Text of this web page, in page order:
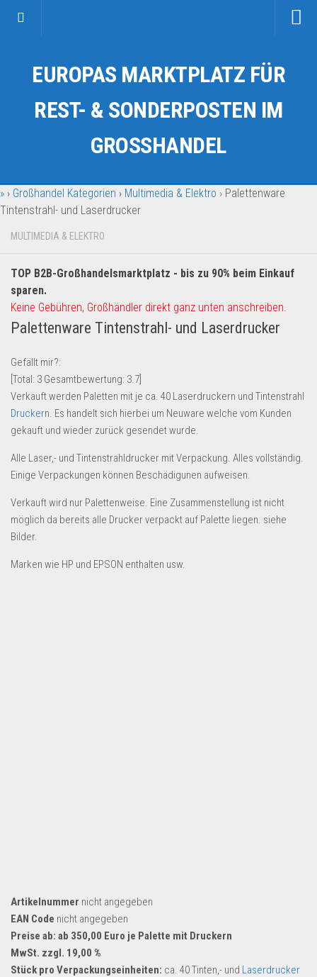
Kategorien
Auto & Motorrad
Fahrzeuge & Transport
Garten & Werkzeug
Geschäft, Büro & Schreibwaren
Geschenkartikel
Handy und Smartphone
Kosmetik & Pflege
Lebensmittel & Getränke
Multimedia & Elektro
Münzen
Schuhe & Accessoires
Sport & Freizeit
Uhren & Schmuck
Wohnen & Einrichten
Restposten-Angebote
eBay Restposten kaufen
EUROPAS MARKTPLATZ FÜR
REST- & SONDERPOSTEN IM
GROSSHANDEL
» › Großhandel Kategorien › Multimedia & Elektro › Palettenware
Tintenstrahl- und Laserdrucker
MULTIMEDIA & ELEKTRO
TOP B2B-Großhandelsmarktplatz - bis zu 90% beim Einkauf
sparen.
Keine Gebühren, Großhändler direkt ganz unten anschreiben.
Palettenware Tintenstrahl- und Laserdrucker
Gefällt mir?:
[Total: 3 Gesamtbewertung: 3.7
Verkauft werden Paletten mit je ca. 40 Laserdruckern und Tintenstrahl
Druckern. Es handelt sich hierbei um Neuware welche vom Kunden
gekauft und wieder zurück gesendet wurde.
Alle Laser,- und Tintenstrahldrucker mit Verpackung. Alles vollständig.
Einige Verpackungen können Beschädigunen aufweisen.
Verkauft wird nur Palettenweise. Eine Zusammenstellung ist nicht
möglich da bereits alle Drucker verpackt auf Palette liegen. siehe
Bilder.
Marken wie HP und EPSON enthalten usw.
Artikelnummer nicht angegeben
EAN Code nicht angegeben
Preise ab: ab 350,00 Euro je Palette mit Druckern
MwSt. zzgl. 19,00 %
Stück pro Verpackungseinheiten: ca. 40 Tinten,- und Laserdrucker